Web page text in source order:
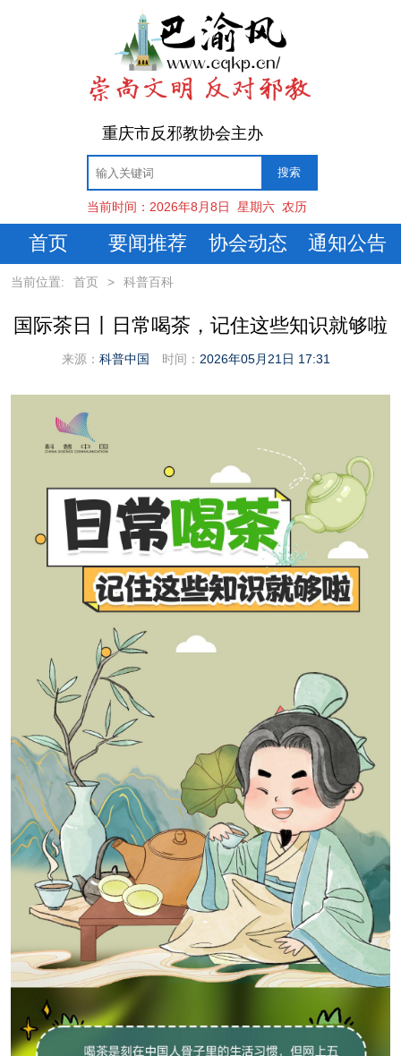
重庆市反邪教协会主办
当前时间： 2026年8月8日 星期六 农历
首页 要闻推荐 协会动态 通知公告
当前位置: 首页 > 科普百科
国际茶日丨日常喝茶，记住这些知识就够啦
来源： 科普中国 时间： 2026年05月21日 17:31